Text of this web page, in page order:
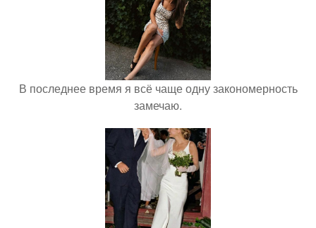
В последнее время я всё чаще одну закономерность
замечаю.